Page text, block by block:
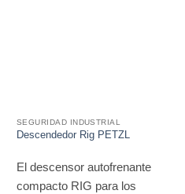
SEGURIDAD INDUSTRIAL
Descendedor Rig PETZL
El descensor autofrenante
compacto RIG para los